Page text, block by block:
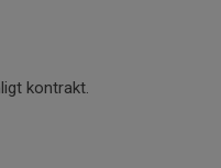
kontrakt.